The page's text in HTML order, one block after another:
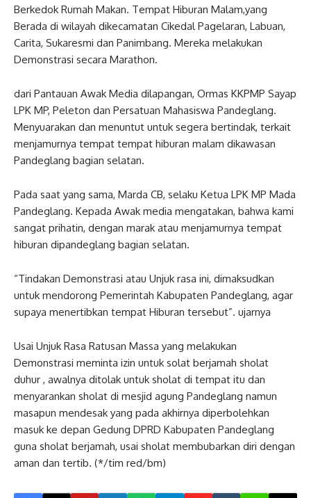
Berkedok Rumah Makan. Tempat Hiburan Malam,yang
Berada di wilayah dikecamatan Cikedal Pagelaran, Labuan,
Carita, Sukaresmi dan Panimbang. Mereka melakukan
Demonstrasi secara Marathon.
dari Pantauan Awak Media dilapangan, Ormas KKPMP Sayap
LPK MP, Peleton dan Persatuan Mahasiswa Pandeglang.
Menyuarakan dan menuntut untuk segera bertindak, terkait
menjamurnya tempat tempat hiburan malam dikawasan
Pandeglang bagian selatan.
Pada saat yang sama, Marda CB, selaku Ketua LPK MP Mada
Pandeglang. Kepada Awak media mengatakan, bahwa kami
sangat prihatin, dengan marak atau menjamurnya tempat
hiburan dipandeglang bagian selatan.
“Tindakan Demonstrasi atau Unjuk rasa ini, dimaksudkan
untuk mendorong Pemerintah Kabupaten Pandeglang, agar
supaya menertibkan tempat Hiburan tersebut”. ujarnya
Usai Unjuk Rasa Ratusan Massa yang melakukan
Demonstrasi meminta izin untuk solat berjamah sholat
duhur , awalnya ditolak untuk sholat di tempat itu dan
menyarankan sholat di mesjid agung Pandeglang namun
masapun mendesak yang pada akhirnya diperbolehkan
masuk ke depan Gedung DPRD Kabupaten Pandeglang
guna sholat berjamah, usai sholat membubarkan diri dengan
aman dan tertib. (*/tim red/bm)